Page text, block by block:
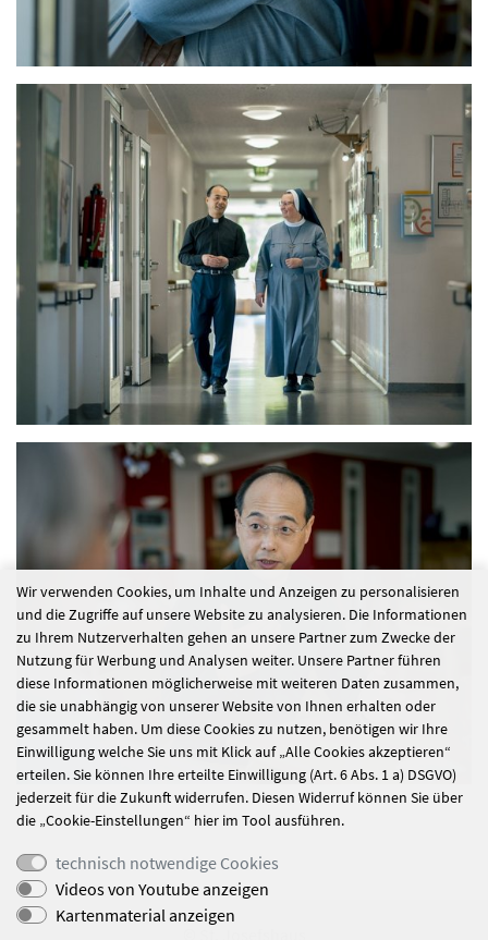
Wir verwenden Cookies, um Inhalte und Anzeigen zu personalisieren
und die Zugriffe auf unsere Website zu analysieren. Die Informationen
zu Ihrem Nutzerverhalten gehen an unsere Partner zum Zwecke der
Nutzung für Werbung und Analysen weiter. Unsere Partner führen
diese Informationen möglicherweise mit weiteren Daten zusammen,
die sie unabhängig von unserer Website von Ihnen erhalten oder
gesammelt haben. Um diese Cookies zu nutzen, benötigen wir Ihre
Einwilligung welche Sie uns mit Klick auf „Alle Cookies akzeptieren“
erteilen. Sie können Ihre erteilte Einwilligung (Art. 6 Abs. 1 a) DSGVO)
jederzeit für die Zukunft widerrufen. Diesen Widerruf können Sie über
die „Cookie-Einstellungen“ hier im Tool ausführen.
technisch notwendige Cookies
Videos von Youtube anzeigen
Kartenmaterial anzeigen